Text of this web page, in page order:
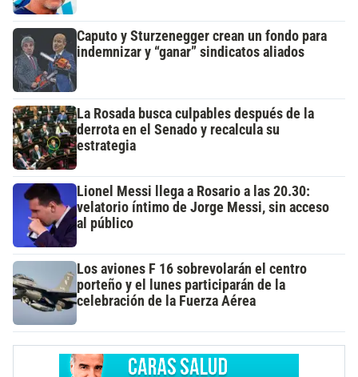
Caputo y Sturzenegger crean un fondo para
indemnizar y “ganar” sindicatos aliados
La Rosada busca culpables después de la
derrota en el Senado y recalcula su
estrategia
Lionel Messi llega a Rosario a las 20.30:
velatorio íntimo de Jorge Messi, sin acceso
al público
Los aviones F 16 sobrevolarán el centro
porteño y el lunes participarán de la
celebración de la Fuerza Aérea